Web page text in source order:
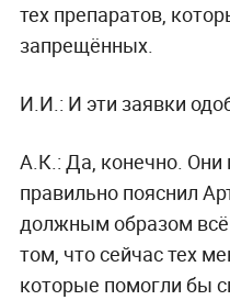
тех препаратов,
запрещённых.
И.И.: И эти заявки
А.К.: Да, конечно.
правильно пояснил
должным образом всё
том, что сейчас тех
которые помогли бы